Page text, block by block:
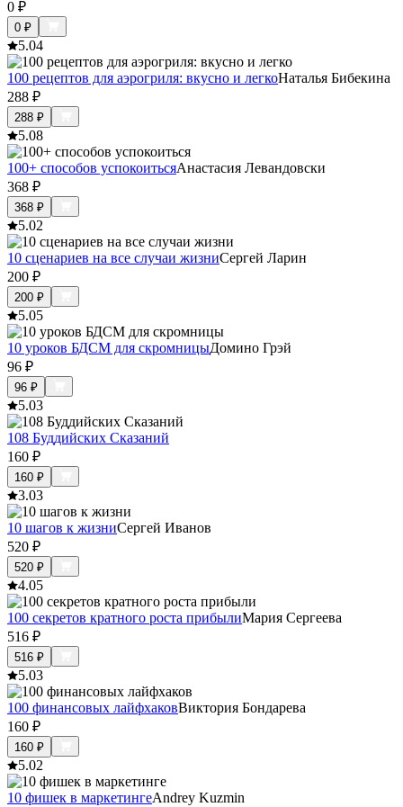
0 ₽
0 ₽
5.04
100 рецептов для аэрогриля: вкусно и легкоНаталья Бибекина
288 ₽
288 ₽
5.08
100+ способов успокоитьсяАнастасия Левандовски
368 ₽
368 ₽
5.02
10 сценариев на все случаи жизниСергей Ларин
200 ₽
200 ₽
5.05
10 уроков БДСМ для скромницыДомино Грэй
96 ₽
96 ₽
5.03
108 Буддийских Сказаний
160 ₽
160 ₽
3.03
10 шагов к жизниСергей Иванов
520 ₽
520 ₽
4.05
100 секретов кратного роста прибылиМария Сергеева
516 ₽
516 ₽
5.03
100 финансовых лайфхаковВиктория Бондарева
160 ₽
160 ₽
5.02
10 фишек в маркетингеAndrey Kuzmin